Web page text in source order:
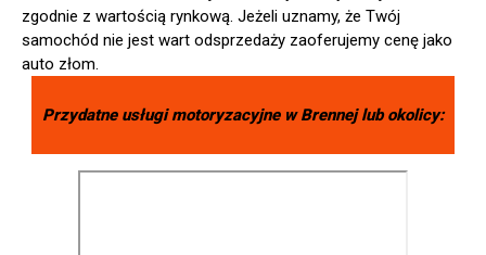
zgodnie z wartością rynkową. Jeżeli uznamy, że Twój
samochód nie jest wart odsprzedaży zaoferujemy cenę jako
auto złom.
Przydatne usługi motoryzacyjne wBrennejlub okolicy: